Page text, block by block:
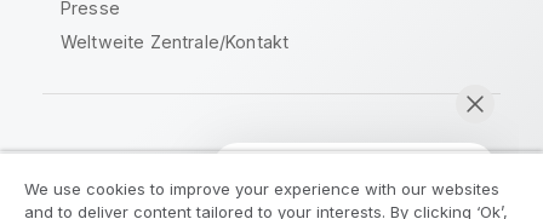
Presse
Weltweite Zentrale/Kontakt
We use cookies to improve your experience with our websites
and to deliver content tailored to your interests. By clicking ‘Ok’,